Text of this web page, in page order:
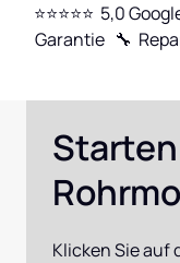
⭐⭐⭐⭐⭐  5,0
Garantie   🔧
Starten
Klicken Sie auf